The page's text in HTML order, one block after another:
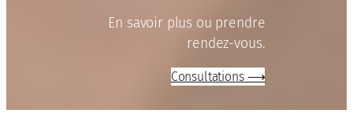
En savoir plus ou prendre
rendez-vous.
Consultations ⟶